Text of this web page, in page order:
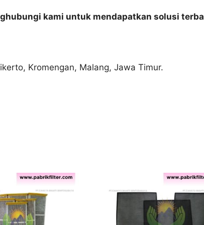
kami untuk mendapatkan solusi
Kromengan, Malang, Jawa Timur.